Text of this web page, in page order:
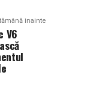
inainte
V6